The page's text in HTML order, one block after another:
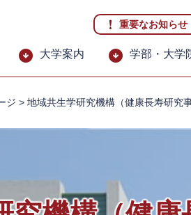
重要なお知らせ
大学案内 学部・大学
ジ > 地域共生学研究機構（健康長寿研究事